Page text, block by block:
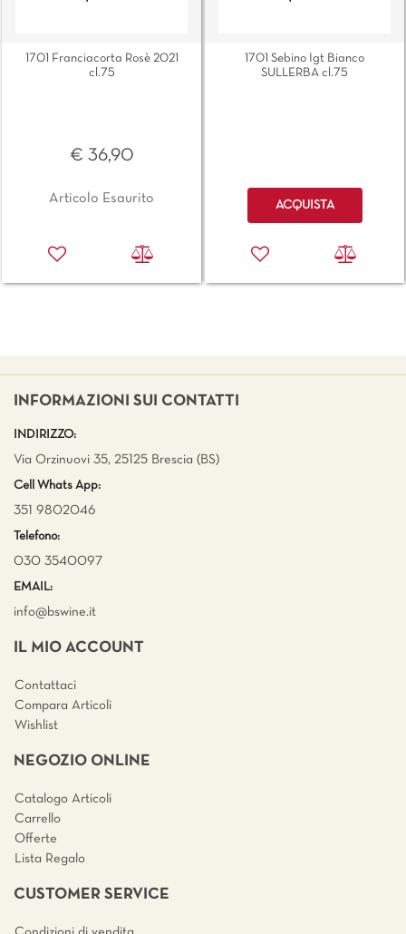
1701 Franciacorta Rosè 2021
cl.75
€ 36,90
Articolo Esaurito
1701 Sebino Igt Bianco
SULLERBA cl.75
Quantità
ACQUISTA
INFORMAZIONI SUI CONTATTI
INDIRIZZO:
Via Orzinuovi 35, 25125 Brescia (BS)
Cell Whats App:
351 9802046
Telefono:
030 3540097
EMAIL:
info@bswine.it
IL MIO ACCOUNT
Contattaci
Compara Articoli
Wishlist
NEGOZIO ONLINE
Catalogo Articoli
Carrello
Offerte
Lista Regalo
CUSTOMER SERVICE